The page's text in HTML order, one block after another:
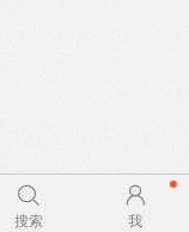
搜索 我